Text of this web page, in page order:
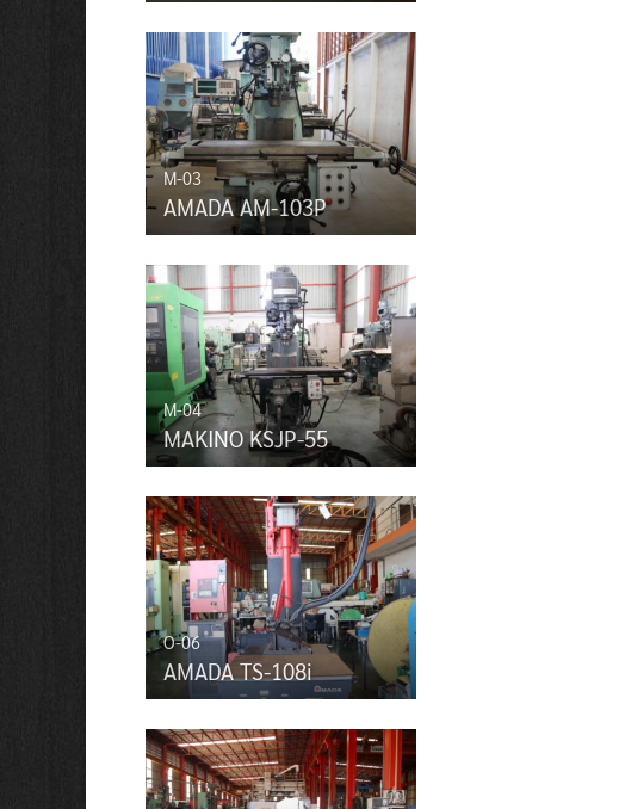
M-03
AMADA AM-103P
M-04
MAKINO KSJP-55
O-06
AMADA TS-108i